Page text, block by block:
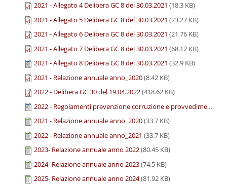
2021 - Allegato 4 Delibera GC 8 del 30.03.2021 (18.3 KB)
2021 - Allegato 5 Delibera GC 8 del 30.03.2021 (23.27 KB)
2021 - Allegato 6 Delibera GC 8 del 30.03.2021 (21.76 KB)
2021 - Allegato 7 Delibera GC 8 del 30.03.2021 (68.12 KB)
2021 - Allegato 8 Delibera GC 8 del 30.03.2021 (32.9 KB)
2021 - Relazione annuale anno_2020(8.42 KB)
2022 - Delibera GC 30 del 19.04.2022(418.62 KB)
2022 - Regolamenti prevenzione corruzione e provvedimenti ANAC
2021 - Relazione annuale anno_2020(33.7 KB)
2022 - Relazione annuale anno_2021 (33.7 KB)
2023- Relazione annuale anno 2022(80.45 KB)
2024- Relazione annuale anno 2023(74.5 KB)
2025- Relazione annuale anno 2024(81.92 KB)